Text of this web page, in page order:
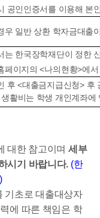
공인인증서를 이용해 본
우 일반 상환 학자금대출
는 한국장학재단이 정한
페이지의<나의현황>에
후 <대출금지급신청> 후
,생활비는 학생 개인계좌에
대한 참고이며 세부
시기 바랍니다. (한
기초로 대출대상자
에 따른 책임은 학